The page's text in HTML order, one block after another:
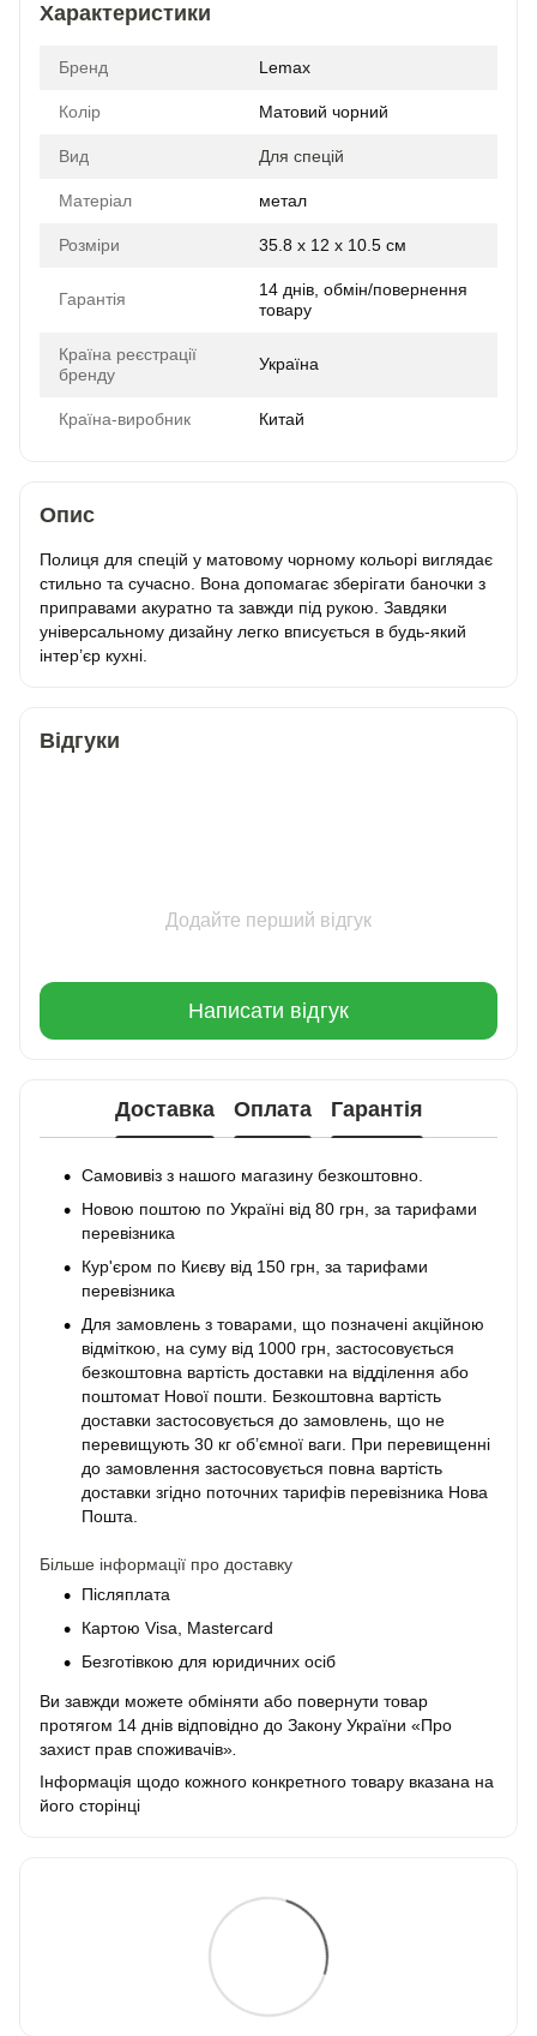
Характеристики
Бренд Lemax
Колір Матовий чорний
Вид Для спецій
Матеріал метал
Розміри 35.8 x 12 x 10.5 см
Гарантія
14 днів, обмін/повернення
товару
Країна реєстрації
бренду
Україна
Країна-виробник Китай
Опис
Полиця для спецій у матовому чорному кольорі виглядає
стильно та сучасно. Вона допомагає зберігати баночки з
приправами акуратно та завжди під рукою. Завдяки
універсальному дизайну легко вписується в будь-який
інтер’єр кухні.
Відгуки
Додайте перший відгук
Написати відгук
Доставка Оплата Гарантія
Самовивіз з нашого магазину безкоштовно.
Новою поштою по Україні від 80 грн, за тарифами
перевізника
Кур'єром по Києву від 150 грн, за тарифами
перевізника
Для замовлень з товарами, що позначені акційною
відміткою, на суму від 1000 грн, застосовується
безкоштовна вартість доставки на відділення або
поштомат Нової пошти. Безкоштовна вартість
доставки застосовується до замовлень, що не
перевищують 30 кг об’ємної ваги. При перевищенні
до замовлення застосовується повна вартість
доставки згідно поточних тарифів перевізника Нова
Пошта.
Більше інформації про доставку
Післяплата
Картою Visa, Mastercard
Безготівкою для юридичних осіб
Ви завжди можете обміняти або повернути товар
протягом 14 днів відповідно до Закону України «Про
захист прав споживачів»
Інформація щодо кожного конкретного товару вказана на
його сторінці